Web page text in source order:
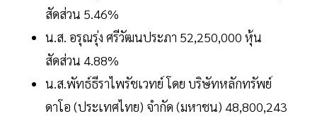
สัดส่วน 5.46%
น.ส. อรุณรุ่ง ศรีวัฒนประภา 52,250,000 หุ้น
สัดส่วน 4.88%
น.ส.พัทธ์ธีราไพรัชเวทย์ โดย บริษัทหลักทรัพย์
ดาโอ (ประเทศไทย) จำกัด (มหาชน) 48,800,243